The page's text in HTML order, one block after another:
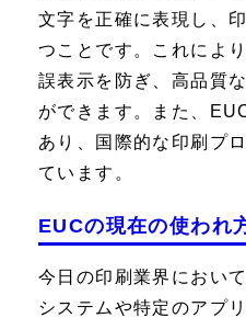
文字を正確に表現し、
つことです。これによ
誤表示を防ぎ、高品質
ができます。また、
あり、国際的な印刷プ
ています。
EUCの現在の使われ
今日の印刷業界におい
システムや特定のアプ